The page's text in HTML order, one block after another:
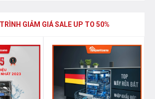
đặt ở mặt trước máy cho khả năng
tác. Màn hình máy nằm chính giữa dễ
trạng máy và cung cấp khả năng
GIẢM GIÁSALE UP TO 50%